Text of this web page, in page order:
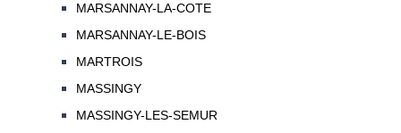
MARSANNAY-LA-COTE
MARSANNAY-LE-BOIS
MARTROIS
MASSINGY
MASSINGY-LES-SEMUR